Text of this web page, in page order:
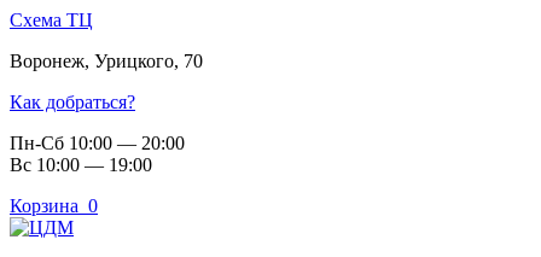
Схема ТЦ
Воронеж, Урицкого, 70
Как добраться?
Пн-Сб 10:00 — 20:00
Вс 10:00 — 19:00
Корзина 0